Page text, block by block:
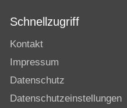
Schnellzugriff
Kontakt
Impressum
Datenschutz
Datenschutzeinstellungen